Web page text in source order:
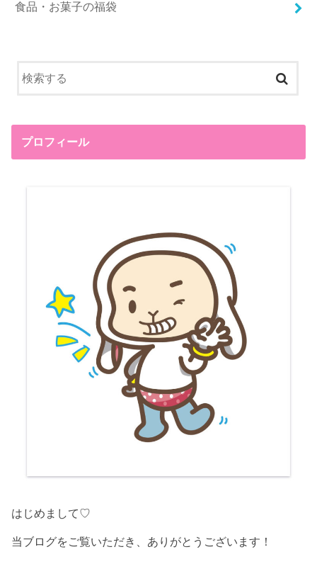
食品・お菓子の福袋
プロフィール
はじめまして♡
当ブログをご覧いただき、ありがとうございます！